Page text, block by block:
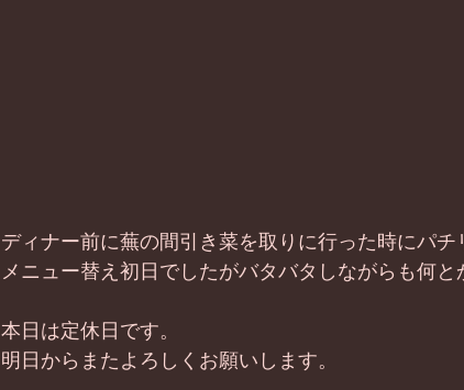
ディナー前に蕪の間引き菜を取りに行った時にパチ
メニュー替え初日でしたがバタバタしながらも何
本日は定休日です。
明日からまたよろしくお願いします。